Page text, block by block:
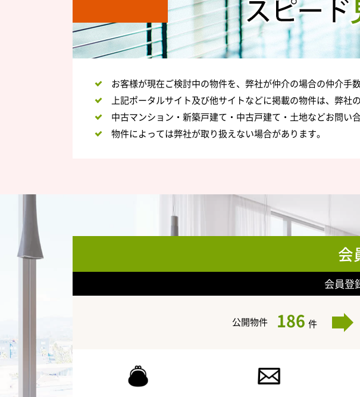
お客様が現在ご検討中の物件を、弊社が仲介の場合の仲介手
上記ポータルサイト及び他サイトなどに掲載の物件は、弊
中古マンション・新築戸建て・中古戸建て・土地などお問い
物件によっては弊社が取り扱えない場合があります。
会
会員登
公開物件 186 件